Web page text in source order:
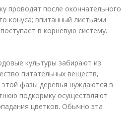
проводят после окончательного
конуса; впитанный листьями
в корневую систему.
культуры забирают из
питательных веществ,
фазы деревья нуждаются в
подкормку осуществляют
цветков. Обычно эта